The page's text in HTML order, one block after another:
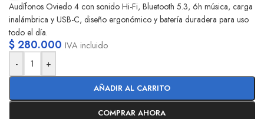
Audífonos Oviedo 4 con sonido Hi-Fi, Bluetooth 5.3, 6h música, carga
inalámbrica y USB-C, diseño ergonómico y batería duradera para uso
todo el día.
$280.000 IVA incluido
-
+
AÑADIR AL CARRITO
COMPRAR AHORA